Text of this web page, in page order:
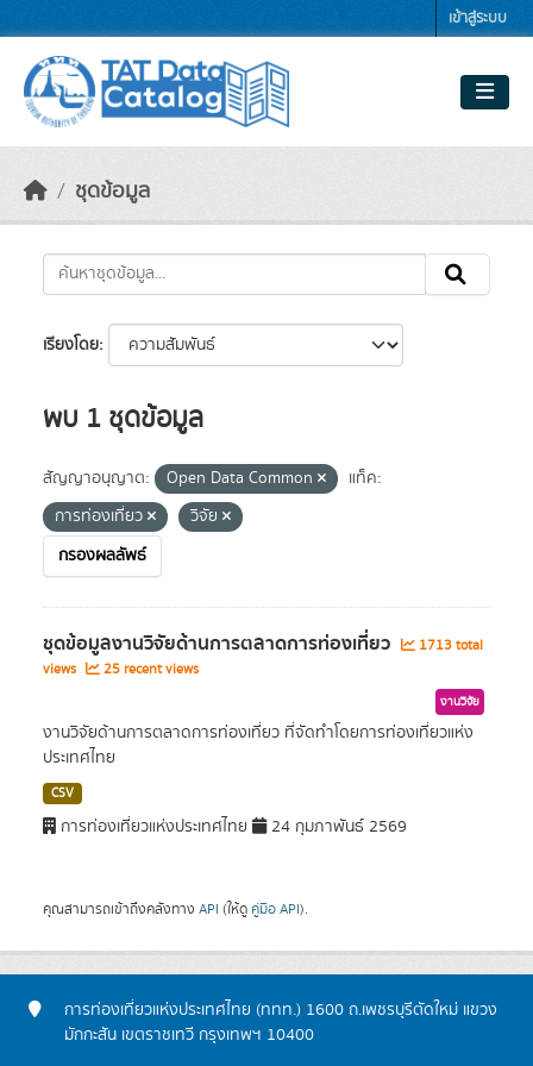
เข้าสู่ระบบ
ชุดข้อมูล
เรียงโดย
พบ 1 ชุดข้อมูล
สัญญาอนุญาต: Open Data Common
แท็ค:
การท่องเที่ยว
วิจัย
กรองผลลัพธ์
ชุดข้อมูลงานวิจัยด้านการตลาดการท่องเที่ยว
1713 total
views
25 recent views
งานวิจัย
งานวิจัยด้านการตลาดการท่องเที่ยว ที่จัดทำโดยการท่องเที่ยวแห่ง
ประเทศไทย
CSV
การท่องเที่ยวแห่งประเทศไทย 24 กุมภาพันธ์ 2569
คุณสามารถเข้าถึงคลังทาง API (ให้ดู คู่มือ API).
การท่องเที่ยวแห่งประเทศไทย (ททท.) 1600 ถ.เพชรบุรีตัดใหม่ แขวง
มักกะสัน เขตราชเทวี กรุงเทพฯ 10400